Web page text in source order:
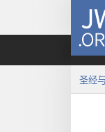
圣经